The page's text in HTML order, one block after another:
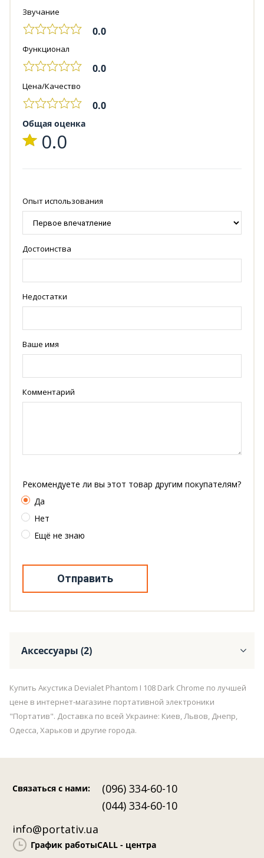
Звучание
0.0
Функционал
0.0
Цена/Качество
0.0
Общая оценка
0.0
Опыт использования
Достоинства
Недостатки
Ваше имя
Комментарий
Рекомендуете ли вы этот товар другим покупателям?
Да
Нет
Ещё не знаю
Отправить
Аксессуары (2)
Купить Акустика Devialet Phantom I 108 Dark Chrome по лучшей
цене в интернет-магазине портативной электроники
"Портатив". Доставка по всей Украине: Киев, Львов, Днепр,
Одесса, Харьков и другие города.
Связаться с нами:
(096) 334-60-10
(044) 334-60-10
info@portativ.ua
График работыCALL - центра